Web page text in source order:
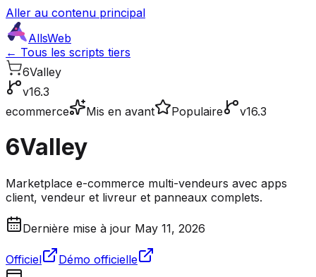
Aller au contenu principal
AllsWeb
← Tous les scripts tiers
6Valley
v16.3
ecommerce
Mis en avant Populaire v16.3
6Valley
Marketplace e-commerce multi-vendeurs avec apps
client, vendeur et livreur et panneaux complets.
Dernière mise à jour May 11, 2026
Officiel Démo officielle